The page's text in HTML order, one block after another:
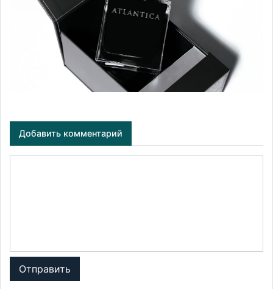
Добавить комментарий
Отправить